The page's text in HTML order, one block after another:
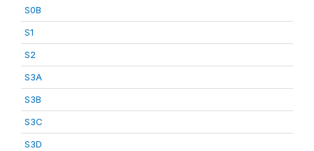
S0B
S1
S2
S3A
S3B
S3C
S3D